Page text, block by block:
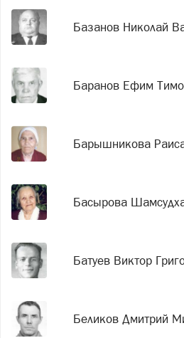
Базанов Николай
Баранов Ефим
Барышникова
Басырова
Батуев Виктор
Беликов Дмитрий